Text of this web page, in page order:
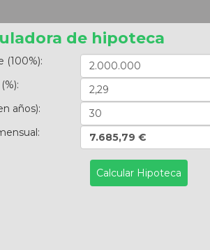
de hipoteca
(100%):
años):
7.685,79 €